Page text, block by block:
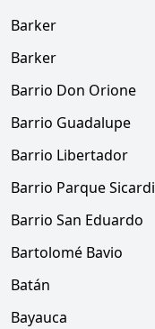
Barker
Barker
Barrio Don Orione
Barrio Guadalupe
Barrio Libertador
Barrio Parque Sicardi
Barrio San Eduardo
Bartolomé Bavio
Batán
Bayauca